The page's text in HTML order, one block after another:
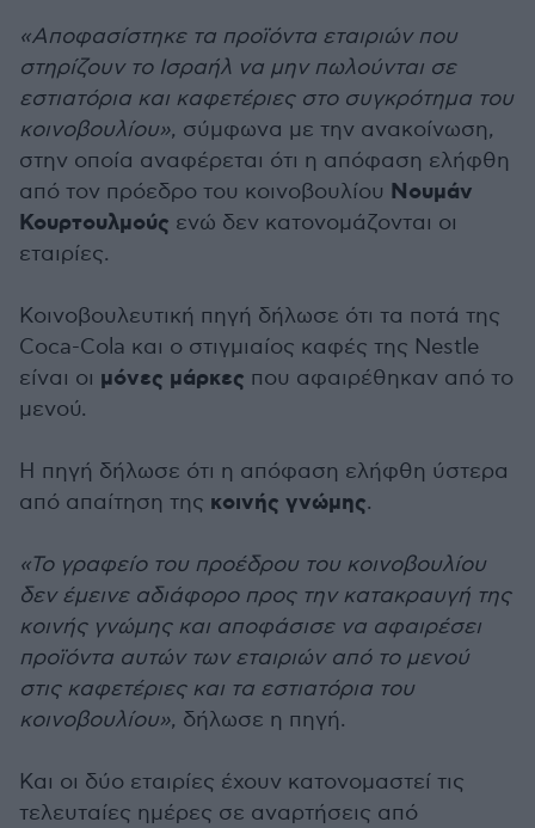
«Αποφασίστηκε τα προϊόντα εταιριών που
στηρίζουν το Ισραήλ να μην πωλούνται σε
εστιατόρια και καφετέριες στο συγκρότημα του
κοινοβουλίου», σύμφωνα με την ανακοίνωση,
στην οποία αναφέρεται ότι η απόφαση ελήφθη
από τον πρόεδρο του κοινοβουλίου Νουμάν
Κουρτουλμούς ενώ δεν κατονομάζονται οι
εταιρίες.
Κοινοβουλευτική πηγή δήλωσε ότι τα ποτά της
Coca-Cola και ο στιγμιαίος καφές της Nestle
είναι οι μόνες μάρκες που αφαιρέθηκαν από το
μενού.
Η πηγή δήλωσε ότι η απόφαση ελήφθη ύστερα
από απαίτηση της κοινής γνώμης.
«Το γραφείο του προέδρου του κοινοβουλίου
δεν έμεινε αδιάφορο προς την κατακραυγή της
κοινής γνώμης και αποφάσισε να αφαιρέσει
προϊόντα αυτών των εταιριών από το μενού
στις καφετέριες και τα εστιατόρια του
κοινοβουλίου», δήλωσε η πηγή.
Και οι δύο εταιρίες έχουν κατονομαστεί τις
τελευταίες ημέρες σε αναρτήσεις από